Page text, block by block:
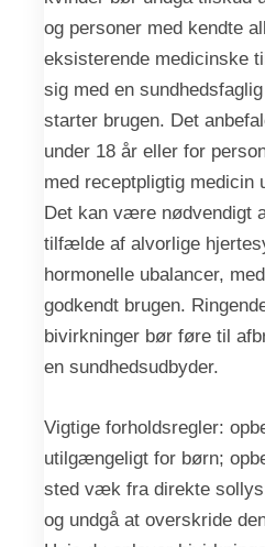
og personer med kendte
eksisterende medicinske
sig med en
starter brugen. Det
under 18 år eller for
med receptpligtig medicin
Det kan være nødvendigt
tilfælde af alvorlige
hormonelle ubalancer,
godkendt brugen.
bivirkninger bør føre til
en sundhedsudbyder.
Vigtige forholdsregler:
utilgængeligt for børn;
sted væk fra direkte
og undgå at overskride